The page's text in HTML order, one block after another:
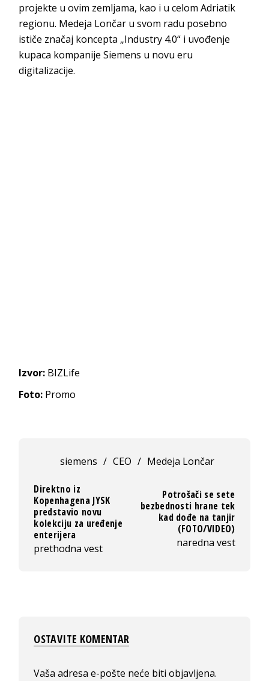
projekte u ovim zemljama, kao i u celom Adriatik
regionu. Medeja Lončar u svom radu posebno
ističe značaj koncepta „Industry 4.0“ i uvođenje
kupaca kompanije Siemens u novu eru
digitalizacije.
Izvor: BIZLife
Foto: Promo
siemens / CEO / Medeja Lončar
Direktno iz
Kopenhagena JYSK
predstavio novu
kolekciju za uređenje
enterijera
prethodna vest
Potrošači se sete
bezbednosti hrane tek
kad dođe na tanjir
(FOTO/VIDEO)
naredna vest
OSTAVITE KOMENTAR
Vaša adresa e-pošte neće biti objavljena.